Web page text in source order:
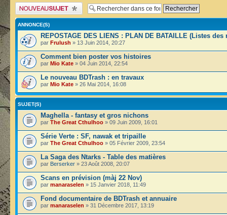
Publier un nouveau sujet
ANNONCE(S)
REPOSTAGE DES LIENS : PLAN DE BATAILLE (Listes des
par Frulush » 13 Juin 2014, 20:27
Comment bien poster vos histoires
par Mio Kate » 04 Juin 2014, 22:54
Le nouveau BDTrash : en travaux
par Mio Kate » 26 Mai 2014, 16:08
SUJET(S)
Maghella - fantasy et gros nichons
par The Great Cthulhoo » 09 Juin 2009, 16:01
Série Verte : SF, nawak et tripaille
par The Great Cthulhoo » 05 Février 2009, 23:54
La Saga des Ntarks - Table des matières
par Berserker » 23 Août 2008, 20:07
Scans en prévision (màj 22 Nov)
par manaraselen » 15 Janvier 2018, 11:49
Fond documentaire de BDTrash et annuaire
par manaraselen » 31 Décembre 2017, 13:19